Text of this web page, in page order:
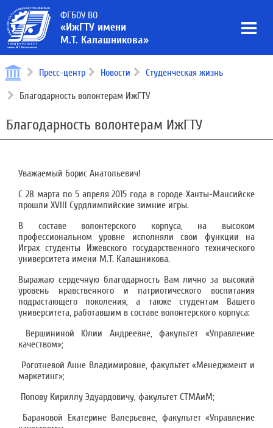
ФГБОУ ВО
«ИжГТУ имени
М.Т. Калашникова»
Пресс-центр Новости Студенческая жизнь
Благодарность волонтерам ИжГТУ
Благодарность волонтерам ИжГТУ
Уважаемый Борис Анатольевич!
С 28 марта по 5 апреля 2015 года в городе Ханты-Мансийске
прошли XVIII Сурдлимпийские зимние игры.
В составе волонтерского корпуса, на высоком
профессиональном уровне исполняли свои функции на
Играх студенты Ижевского государственного технического
университета имени М.Т. Калашникова.
Выражаю сердечную благодарность Вам лично за высокий
уровень нравственного и патриотического воспитания
подрастающего поколения, а также студентам Вашего
университета, работавшим в составе волонтерского корпуса:
Вершининой Юлии Андреевне, факультет «Управление
качеством»;
Роготневой Анне Владимировне, факультет «Менеджмент и
маркетинг»;
Попову Кириллу Эдуардовичу, факультет СТМАиМ;
Барановой Екатерине Валерьевне, факультет «Управление